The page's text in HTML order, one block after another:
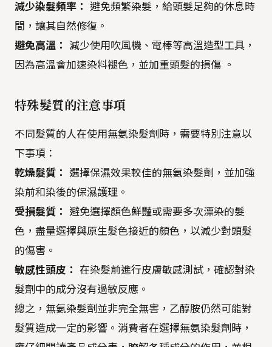
減少染髮頻率：
避免頻繁染髮，給頭髮足夠的休息時
間，讓其自然修復。
避免高溫：
減少使用吹風機、電棒等高溫造型工具，
因為高溫會加速染料褪色，並加重頭髮的損傷 。
特殊髮質的注意事項
不同髮質的人在使用無氨染髮劑時，需要特別注意以
下事項：
乾燥髮質：
選擇保濕效果較佳的無氨染髮劑，並加強
染前和染後的保濕護理。
受損髮質：
避免選擇顏色鮮豔或需要多次漂染的髮
色，盡量選擇與原生髮色接近的顏色，以減少對頭髮
的傷害。
敏感性頭皮： 在染髮前進行皮膚敏感測試，確認對染
髮劑中的成分沒有過敏反應。
總之，無氨染髮劑並非完全無害，乙醇胺仍然可能對
髮質造成一定的影響。消費者在選擇無氨染髮劑時，